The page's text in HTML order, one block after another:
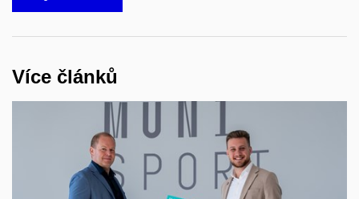
Více článků